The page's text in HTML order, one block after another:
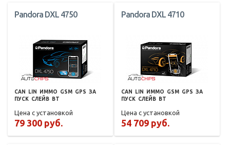
Pandora DXL 4750
CAN LIN ИММО GSM GPS ЗА
ПУСК СЛЕЙВ BT
Цена с установкой
79 300 руб.
Pandora DXL 4710
CAN LIN ИММО GSM GPS ЗА
ПУСК СЛЕЙВ BT
Цена с установкой
54 709 руб.